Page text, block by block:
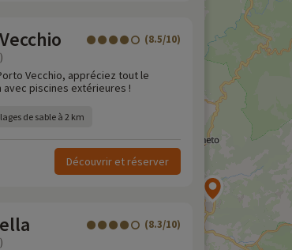
(8.5/10)
Vecchio, appréciez tout le
piscines extérieures !
de sable à 2 km
Découvrir et réserver
(8.3/10)